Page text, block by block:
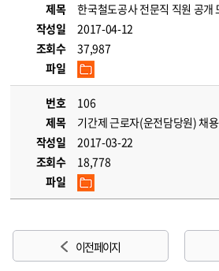
제목
한국철도공사 전문직 직원 공
작성일
2017-04-12
조회수
37,987
파일
번호
106
제목
기간제 근로자(운전담당원) 채
작성일
2017-03-22
조회수
18,778
파일
이전 페이지